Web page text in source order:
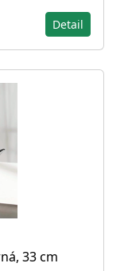
Detail
33 cm